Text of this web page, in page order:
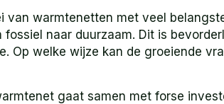
van warmtenetten met veel
naar duurzaam. Dit is
Op welke wijze kan de groeiende
gaat samen met forse